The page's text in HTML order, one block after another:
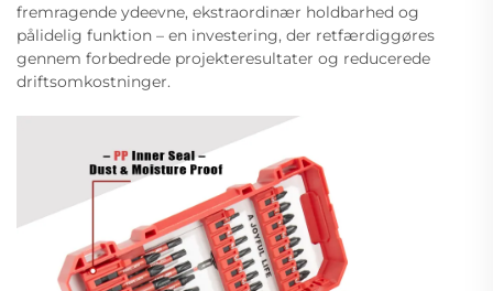
fremragende ydeevne, ekstraordinær holdbarhed og
pålidelig funktion – en investering, der retfærdiggøres
gennem forbedrede projekteresultater og reducerede
driftsomkostninger.